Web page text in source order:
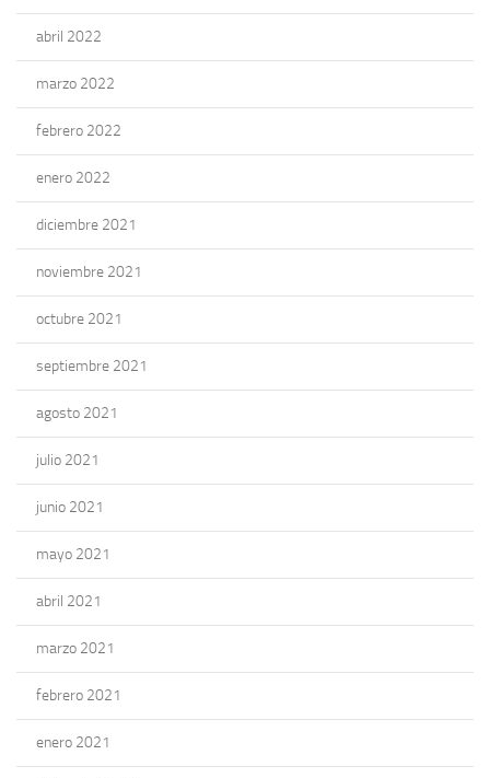
abril 2022
marzo 2022
febrero 2022
enero 2022
diciembre 2021
noviembre 2021
octubre 2021
septiembre 2021
agosto 2021
julio 2021
junio 2021
mayo 2021
abril 2021
marzo 2021
febrero 2021
enero 2021